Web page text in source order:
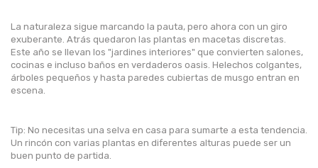
La naturaleza sigue marcando la pauta, pero ahora con un giro
exuberante. Atrás quedaron las plantas en macetas discretas.
Este año se llevan los "jardines interiores" que convierten salones,
cocinas e incluso baños en verdaderos oasis. Helechos colgantes,
árboles pequeños y hasta paredes cubiertas de musgo entran en
escena.
Tip: No necesitas una selva en casa para sumarte a esta tendencia.
Un rincón con varias plantas en diferentes alturas puede ser un
buen punto de partida.